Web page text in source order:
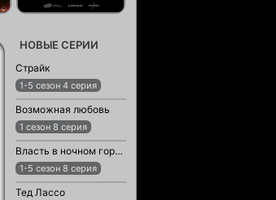
НОВЫЕ СЕРИИ
Страйк
1-5 сезон 4 серия
Возможная любовь
1 сезон 8 серия
Власть в ночном городе. Книга третья: Юность Кэнена
1-5 сезон 8 серия
Тед Лассо